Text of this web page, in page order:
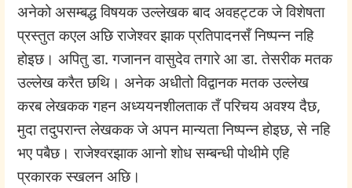
अनेको असम्बद्ध विषयक उल्लेखक बाद अवहट्टक जे विशेषता
प्रस्तुत कएल अछि राजेश्वर झाक प्रतिपादनसँ निष्पन्न नहि
होइछ। अपितु डा. गजानन वासुदेव तगारे आ डा. तेसरीक मतक
उल्लेख करैत छथि। अनेक अधीतो विद्वानक मतक उल्लेख
करब लेखकक गहन अध्ययनशीलताक तँ परिचय अवश्य दैछ,
मुदा तदुपरान्त लेखकक जे अपन मान्यता निष्पन्न होइछ, से नहि
भए पबैछ। राजेश्वरझाक आनो शोध सम्बन्धी पोथीमे एहि
प्रकारक स्खलन अछि।